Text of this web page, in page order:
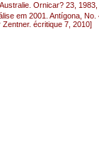
Ornicar? 23, 1983,
em 2001. Antígona,
écritique 7, 2010]